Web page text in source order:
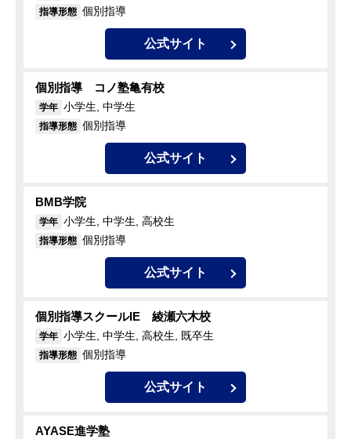
指導形態 個別指導
公式サイト
個別指導 コノ塾亀有校
学年 小学生, 中学生
指導形態 個別指導
公式サイト
BMB学院
学年 小学生, 中学生, 高校生
指導形態 個別指導
公式サイト
個別指導スクールIE 綾瀬六木校
学年 小学生, 中学生, 高校生, 既卒生
指導形態 個別指導
公式サイト
AYASE進学塾